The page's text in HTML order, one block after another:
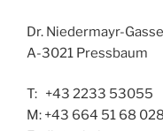
Dr. Niedermayr-
A-3021 Pressbaum
T: +43 2233 53055
M: +43 664 51 68 028